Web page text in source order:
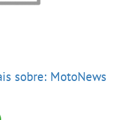
sobre: MotoNews